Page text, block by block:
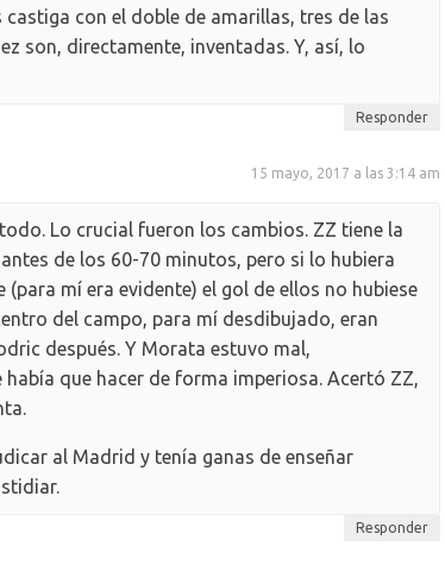
con el doble de amarillas, tres de las
son, directamente, inventadas. Y, así, lo
Responder
15 mayo, 2017 a las 3:14 am
Lo crucial fueron los cambios. ZZ tiene la
de los 60-70 minutos, pero si lo hubiera
mí era evidente) el gol de ellos no hubiese
del campo, para mí desdibujado, eran
después. Y Morata estuvo mal,
que hacer de forma imperiosa. Acertó ZZ,
al Madrid y tenía ganas de enseñar
Responder